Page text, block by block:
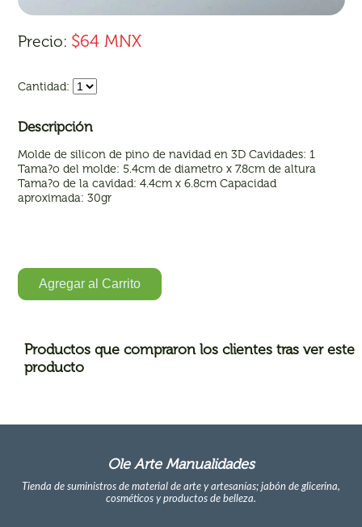
Precio: $64 MNX
Cantidad:
Descripción
Molde de silicon de pino de navidad en 3D Cavidades: 1
Tama?o del molde: 5.4cm de diametro x 7.8cm de altura
Tama?o de la cavidad: 4.4cm x 6.8cm Capacidad
aproximada: 30gr
Agregar al Carrito
Productos que compraron los clientes tras ver este
producto
Ole Arte Manualidades
Tienda de suministros de material de arte y artesanías; jabón de glicerina,
cosméticos y productos de belleza.